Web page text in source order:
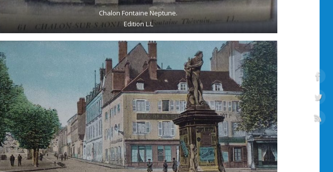
Chalon Fontaine Neptune.
Edition L.L